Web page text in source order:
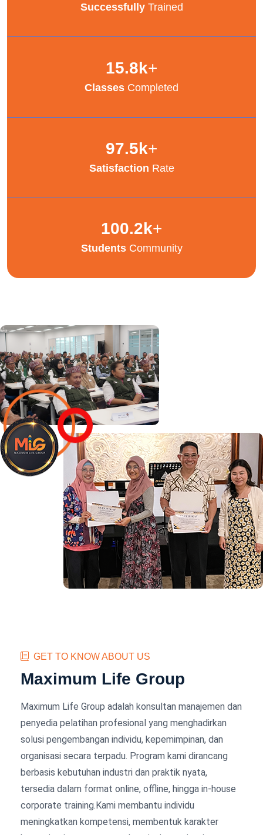
SuccessfullyTrained
15.8k+
Classes Completed
97.5k+
Satisfaction Rate
100.2k+
StudentsCommunity
GET TO KNOW ABOUT US
Maximum Life Group
Maximum Life Group adalah konsultan manajemen dan
penyedia pelatihan profesional yang menghadirkan
solusi pengembangan individu, kepemimpinan, dan
organisasi secara terpadu. Program kami dirancang
berbasis kebutuhan industri dan praktik nyata,
tersedia dalam format online, offline, hingga in-house
corporate training.Kami membantu individu
meningkatkan kompetensi, membentuk karakter